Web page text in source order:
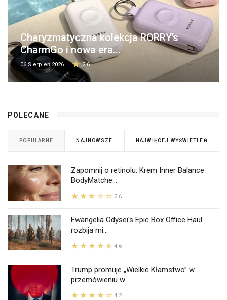
Charyzmatyczna kolekcja RORRY’s
CharmGo i nowa era...
06 Sierpień 2026 2.6
POLECANE
POPULARNE NAJNOWSZE NAJWIĘCEJ WYŚWIETLEŃ
Zapomnij o retinolu: Krem Inner Balance
BodyMatche...
2.6
Ewangelia Odysei's Epic Box Office Haul
rozbija mi...
4.6
Trump promuje „Wielkie Kłamstwo” w
przemówieniu w ...
4.2